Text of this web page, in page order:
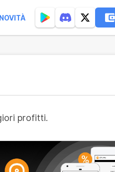
NOVITÀ
profitti.